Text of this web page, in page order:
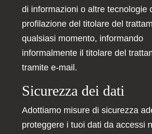
di informazioni o altre tecnologie
profilazione del titolare del
qualsiasi momento, informando
informalmente il titolare del
tramite e-mail.
Sicurezza dei dati
Adottiamo misure di sicurezza
proteggere i tuoi dati da accessi